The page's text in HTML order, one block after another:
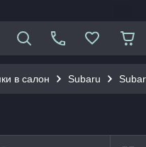
в салон Subaru